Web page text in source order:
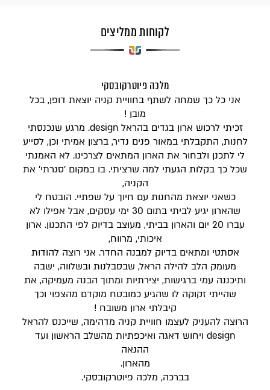
לקוחות ממליצים
מלכה פיוטרקובסקי
אני כל כך שמחה לשתף בחוויית קניה יוצאת דופן, בכל
מובן !
זכיתי לרכוש ארון בגדים בהראל design. מרגע שנכנסתי
לחנות, התקבלתי במאור פנים נדיר, ברצון אמיתי וכן, לסייע
לי לתכנן ולבחור את הארון המתאים לצרכינו. לא האמנתי
שכל כך בקלות הגעתי למה שרציתי. בו במקום 'סגרתי' את
הקניה,
כשאני יוצאת מהחנות עם חיוך על שפתיי. הובטח לי
שהארון יגיע לביתי בתום 30 ימי עסקים, אבל אפילו לא
עברו 20 יום והארון בביתי, מעוצב בדיוק לפי התכנון. ארון
איכותי, מרווח,
אסתטי ומתאים בדיוק למבנה החדר. אני רוצה להודות
מעומק הלב להילה הראל, שבסבלנות ובשלווה, ישבה
ותיכננה עמי ברגישות, יצירתיות ומתוך הבנה מעמיקה, את
שהייתי זקוקה לו שהגיע כמובטח מוקדם מהצפוי וכך
קיבלתי ארון משובח !
הרוצה להעניק לעצמו חוויית קניה מדהימה, שייכנס להראל
design ויחוש דאגה ואיכפתיות מהשלב הראשון ועד
ההנאה
מהארון.
בברכה, מלכה פיוטרקובסקי.